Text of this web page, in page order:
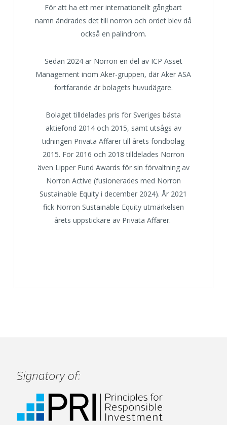
För att ha ett mer internationellt gångbart
namn ändrades det till norron och ordet blev då
också en palindrom.
Sedan 2024 är Norron en del av ICP Asset
Management inom Aker-gruppen, där Aker ASA
fortfarande är bolagets huvudägare.
Bolaget tilldelades pris för Sveriges bästa
aktiefond 2014 och 2015, samt utsågs av
tidningen Privata Affärer till årets fondbolag
2015. För 2016 och 2018 tilldelades Norron
även Lipper Fund Awards för sin förvaltning av
Norron Active (fusionerades med Norron
Sustainable Equity i december 2024). År 2021
fick Norron Sustainable Equity utmärkelsen
årets uppstickare av Privata Affärer.